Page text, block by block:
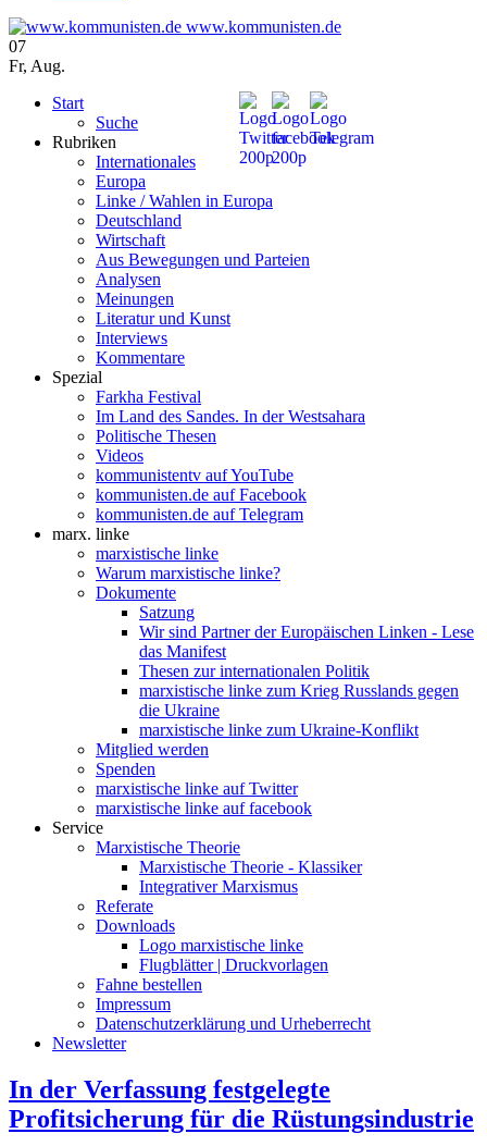
www.kommunisten.de
07
Fr, Aug.
Start
Suche
Rubriken
Internationales
Europa
Linke / Wahlen in Europa
Deutschland
Wirtschaft
Aus Bewegungen und Parteien
Analysen
Meinungen
Literatur und Kunst
Interviews
Kommentare
Spezial
Farkha Festival
Im Land des Sandes. In der Westsahara
Politische Thesen
Videos
kommunistentv auf YouTube
kommunisten.de auf Facebook
kommunisten.de auf Telegram
marx. linke
marxistische linke
Warum marxistische linke?
Dokumente
Satzung
Wir sind Partner der Europäischen Linken - Lese
das Manifest
Thesen zur internationalen Politik
marxistische linke zum Krieg Russlands gegen
die Ukraine
marxistische linke zum Ukraine-Konflikt
Mitglied werden
Spenden
marxistische linke auf Twitter
marxistische linke auf facebook
Service
Marxistische Theorie
Marxistische Theorie - Klassiker
Integrativer Marxismus
Referate
Downloads
Logo marxistische linke
Flugblätter | Druckvorlagen
Fahne bestellen
Impressum
Datenschutzerklärung und Urheberrecht
Newsletter
In der Verfassung festgelegte
Profitsicherung für die Rüstungsindustrie